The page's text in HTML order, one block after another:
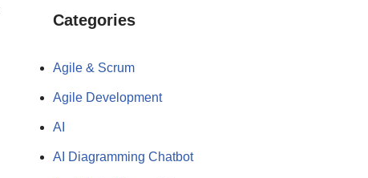
Categories
Agile & Scrum
Agile Development
AI
AI Diagramming Chatbot